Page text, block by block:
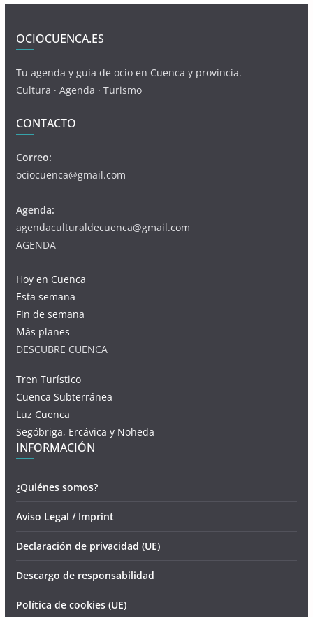
OCIOCUENCA.ES
Tu agenda y guía de ocio en Cuenca y provincia.
Cultura · Agenda · Turismo
CONTACTO
Correo:
ociocuenca@gmail.com
Agenda:
agendaculturaldecuenca@gmail.com
AGENDA
Hoy en Cuenca
Esta semana
Fin de semana
Más planes
DESCUBRE CUENCA
Tren Turístico
Cuenca Subterránea
Luz Cuenca
Segóbriga, Ercávica y Noheda
INFORMACIÓN
¿Quiénes somos?
Aviso Legal / Imprint
Declaración de privacidad (UE)
Descargo de responsabilidad
Política de cookies (UE)